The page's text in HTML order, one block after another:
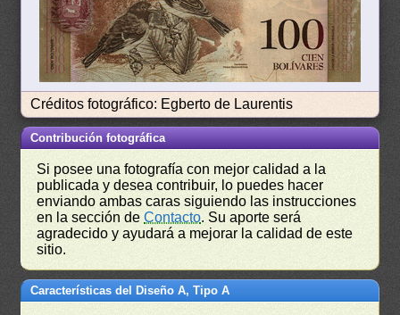
Créditos fotográfico: Egberto de Laurentis
Contribución fotográfica
Si posee una fotografía con mejor calidad a la
publicada y desea contribuir, lo puedes hacer
enviando ambas caras siguiendo las instrucciones
en la sección deContacto. Su aporte será
agradecido y ayudará a mejorar la calidad de este
sitio.
Características del Diseño A, Tipo A